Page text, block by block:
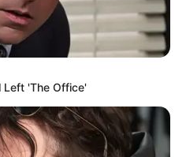
Left 'The Office'